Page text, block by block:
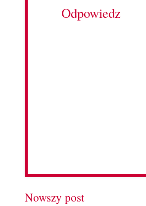
Odpowiedz
Nowszy post